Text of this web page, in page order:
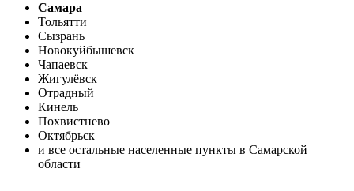
Самара
Тольятти
Сызрань
Новокуйбышевск
Чапаевск
Жигулёвск
Отрадный
Кинель
Похвистнево
Октябрьск
и все остальные населенные пункты в Самарской
области